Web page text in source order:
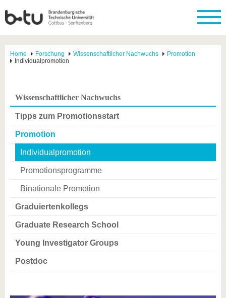
Home Forschung Wissenschaftlicher Nachwuchs
Promotion
Individualpromotion
Wissenschaftlicher Nachwuchs
Tipps zum Promotionsstart
Promotion
Individualpromotion
Promotionsprogramme
Binationale Promotion
Graduiertenkollegs
Graduate Research School
Young Investigator Groups
Postdoc